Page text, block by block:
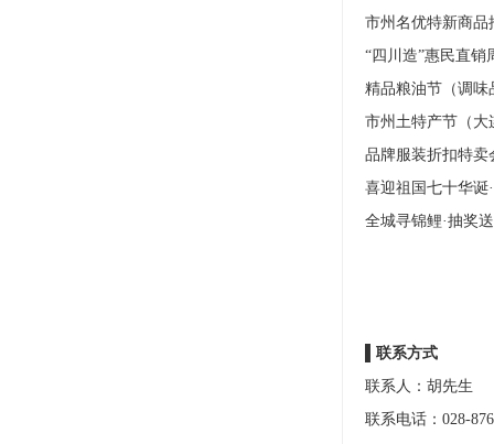
市州名优特新商品
“四川造”惠民直销
精品粮油节（调味
市州土特产节（大
品牌服装折扣特卖
喜迎祖国七十华诞
全城寻锦鲤·抽奖
▌联系方式
联系人：胡先生
联系电话：028-